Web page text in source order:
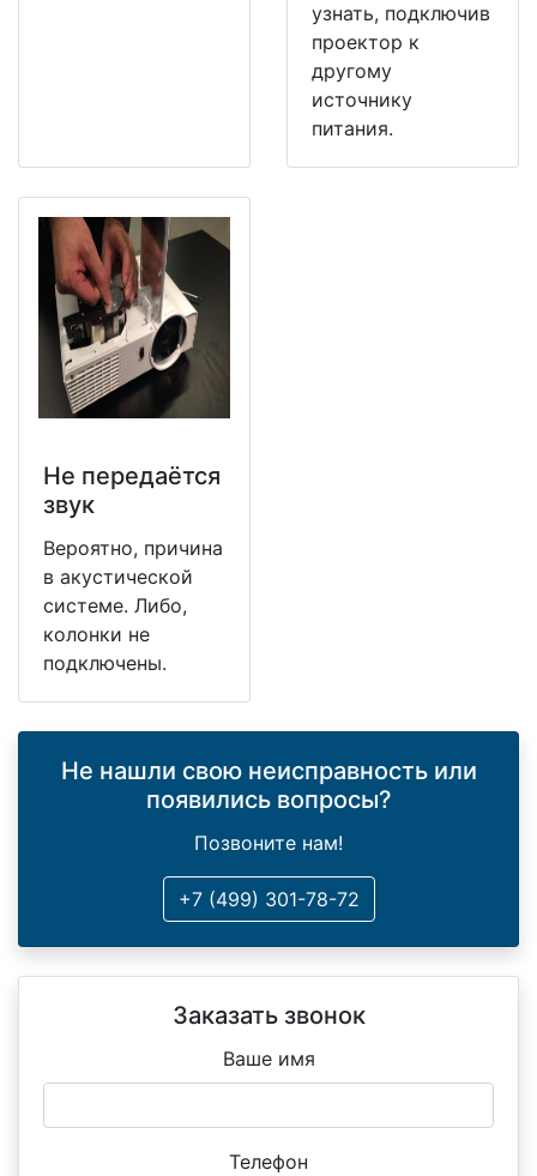
узнать, подключив
проектор к
другому
источнику
питания.
Не передаётся
звук
Вероятно, причина
в акустической
системе. Либо,
колонки не
подключены.
Не нашли свою неисправность или
появились вопросы?
Позвоните нам!
+7 (499) 301-78-72
Заказать звонок
Ваше имя
Телефон